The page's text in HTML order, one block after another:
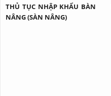
THỦ TỤC NHẬP KHẨU BÀN
NÂNG (SÀN NÂNG)